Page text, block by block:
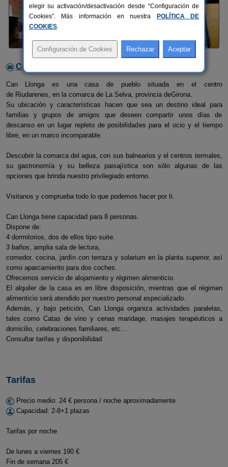
Contactar con el alojamiento
Can Llonga es una casa de pueblo situada en el centro
de Riudarenes, en la comarca de La Selva, provincia deGirona.
Su ubicación y características hacen que sea un destino ideal para
familias y grupos de amigos que deseen compartir unos días de
descanso en un lugar repleto de posibilidades para el ocio y el tiempo
libre, en un marco incomparable.
Descubrir la comarca del agua, con sus balnearios y el centros termales,
su gastronomía y su belleza paisajística son sólo algunas de las
opciones que brinda nuestro privilegiado entorno.
​Visitanos y comprueba todo lo que podemos hacer por ti.
Can Llonga tiene capacidad para 8 personas.
Dispone de:
4 dormitorios, dos de ellos tipo suite.
3 baños, amplia sala de lectura,
comedor, cocina, jardín con terraza y solarium en la planta superior, así
como aparcamiento para dos coches.
Ofrecemos servicio de alojamiento y régimen alimenticio.
El alquiler de la casa es en libre disposición, mientras que el régimen
alimenticio será atendido por nuestro personal especializado.
Además, y bajo petición, Can Llonga organiza actividades paralelas,
tales como Catas de vino y cenas maridage, masajes terapéuticos a
domicilio, celebraciones familiares, etc...
Consultar tarifas y disponibilidad
Tarifas
Precio medio: 24 € persona / noche aproximadamente
Capacidad: 2-8+1 plazas
Tarifas por noche
De lunes a viernes 190 €
Fin de semana 205 €
elegir su activación/desactivación desde “Configuración de
Cookies”. Más información en nuestra
POLÍTICA DE
COOKIES.